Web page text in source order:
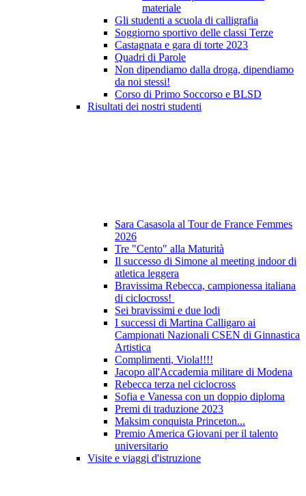
materiale
Gli studenti a scuola di calligrafia
Soggiorno sportivo delle classi Terze
Castagnata e gara di torte 2023
Quadri di Parole
Non dipendiamo dalla droga, dipendiamo
da noi stessi!
Corso di Primo Soccorso e BLSD
Risultati dei nostri studenti
Sara Casasola al Tour de France Femmes
2026
Tre "Cento" alla Maturità
Il successo di Simone al meeting indoor di
atletica leggera
Bravissima Rebecca, campionessa italiana
di ciclocross!
Sei bravissimi e due lodi
I successi di Martina Calligaro ai
Campionati Nazionali CSEN di Ginnastica
Artistica
Complimenti, Viola!!!!
Jacopo all'Accademia militare di Modena
Rebecca terza nel ciclocross
Sofia e Vanessa con un doppio diploma
Premi di traduzione 2023
Maksim conquista Princeton...
Premio America Giovani per il talento
universitario
Visite e viaggi d'istruzione